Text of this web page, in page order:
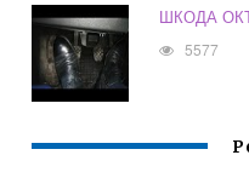
ШКОДА
5577